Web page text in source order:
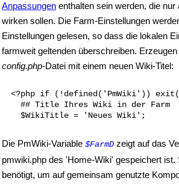
Anpassungen enthalten sein werden, die
wirken sollen. Die Farm-Einstellungen
Einstellungen gelesen, so dass die lokalen
farmweit geltenden überschreiben.
config.php-Datei mit einem neuen Wiki-Titel:
<?php if (!defined('PmWiki'))
  ## Title Ihres Wiki in der Farm
Die PmWiki-Variable $FarmD zeigt auf das
pmwiki.php des 'Home-Wiki' gespeichert ist.
benötigt, um auf gemeinsam genutzte